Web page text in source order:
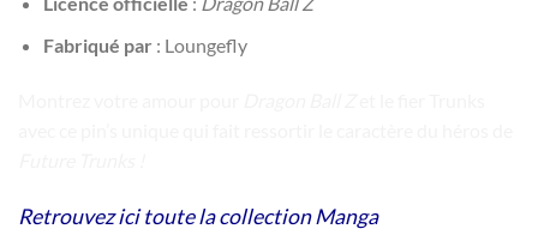
Fabriqué par : Loungefly
Retrouvez ici toute la collection Manga